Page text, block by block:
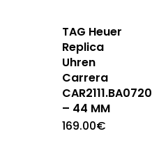
TAG Heuer
Replica
Uhren
Carrera
CAR2111.BA0720
– 44 MM
169.00€